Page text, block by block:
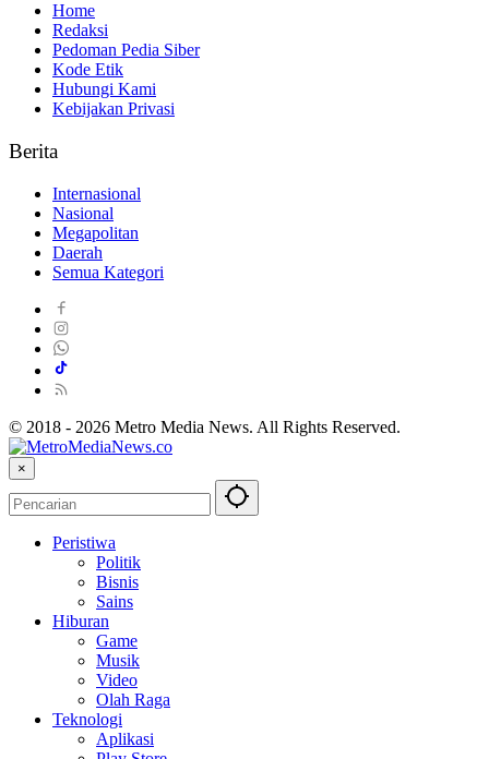
Home
Redaksi
Pedoman Pedia Siber
Kode Etik
Hubungi Kami
Kebijakan Privasi
Berita
Internasional
Nasional
Megapolitan
Daerah
Semua Kategori
© 2018 - 2026 Metro Media News. All Rights Reserved.
×
Peristiwa
Politik
Bisnis
Sains
Hiburan
Game
Musik
Video
Olah Raga
Teknologi
Aplikasi